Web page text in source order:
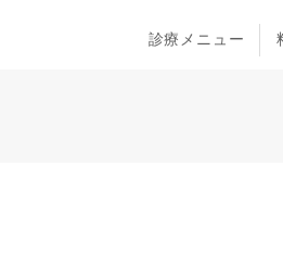
診療メニュー